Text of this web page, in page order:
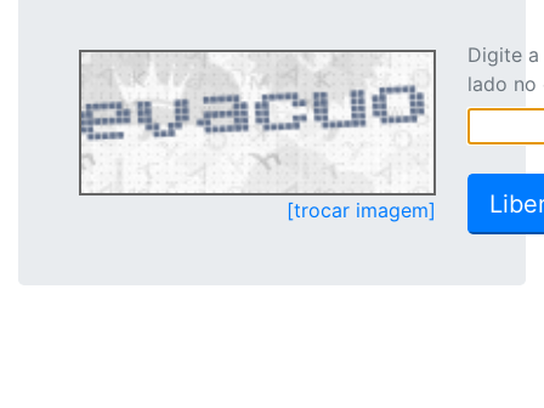
[trocar imagem]
Digite
lado no